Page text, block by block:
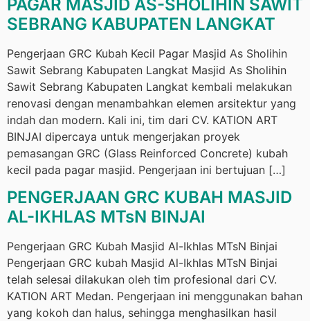
PAGAR MASJID AS-SHOLIHIN SAWIT
SEBRANG KABUPATEN LANGKAT
Pengerjaan GRC Kubah Kecil Pagar Masjid As Sholihin
Sawit Sebrang Kabupaten Langkat Masjid As Sholihin
Sawit Sebrang Kabupaten Langkat kembali melakukan
renovasi dengan menambahkan elemen arsitektur yang
indah dan modern. Kali ini, tim dari CV. KATION ART
BINJAI dipercaya untuk mengerjakan proyek
pemasangan GRC (Glass Reinforced Concrete) kubah
kecil pada pagar masjid. Pengerjaan ini bertujuan […]
PENGERJAAN GRC KUBAH MASJID
AL-IKHLAS MTsN BINJAI
Pengerjaan GRC Kubah Masjid Al-Ikhlas MTsN Binjai
Pengerjaan GRC kubah Masjid Al-Ikhlas MTsN Binjai
telah selesai dilakukan oleh tim profesional dari CV.
KATION ART Medan. Pengerjaan ini menggunakan bahan
yang kokoh dan halus, sehingga menghasilkan hasil